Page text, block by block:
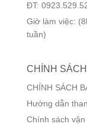
ĐT:
Giờ làm việc:
tuần)
CHÍNH
CHÍNH SÁCH
Hướng dẫn
Chính sách